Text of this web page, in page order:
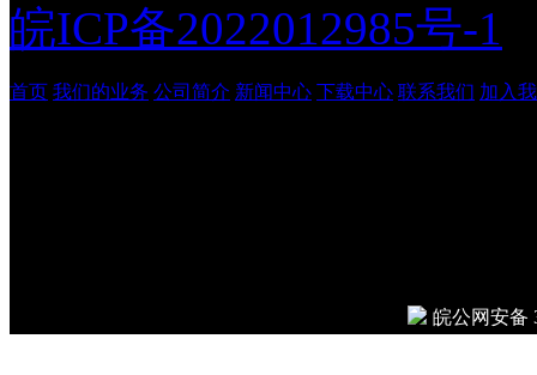
皖ICP备2022012985号-1
首页 我们的业务 公司简介 新闻中心 下载中心 联系我们 加入
皖公网安备